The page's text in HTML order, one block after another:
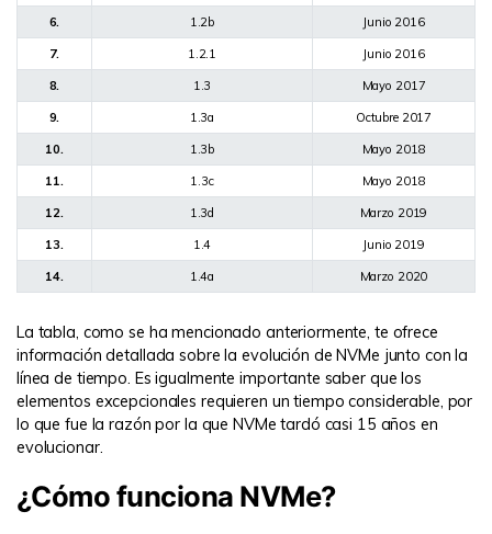
6. 1.2b Junio 2016
7. 1.2.1 Junio 2016
8. 1.3 Mayo 2017
9. 1.3a Octubre 2017
10. 1.3b Mayo 2018
11. 1.3c Mayo 2018
12. 1.3d Marzo 2019
13. 1.4 Junio 2019
14. 1.4a Marzo 2020
La tabla, como se ha mencionado anteriormente, te ofrece
información detallada sobre la evolución de NVMe junto con la
línea de tiempo. Es igualmente importante saber que los
elementos excepcionales requieren un tiempo considerable, por
lo que fue la razón por la que NVMe tardó casi 15 años en
evolucionar.
¿Cómo funciona NVMe?